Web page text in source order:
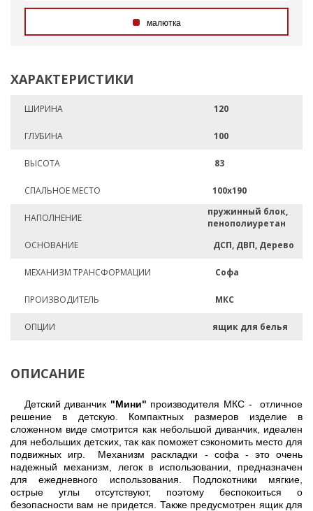
малютка
ХАРАКТЕРИСТИКИ
ШИРИНА 120
ГЛУБИНА 100
ВЫСОТА 83
СПАЛЬНОЕ МЕСТО 100х190
НАПОЛНЕНИЕ
пружинный блок,
пенополиуретан
ОСНОВАНИЕ
ДСП, ДВП, Дерево
МЕХАНИЗМ ТРАНСФОРМАЦИИ Софа
ПРОИЗВОДИТЕЛЬ МКС
ОПЦИИ ящик для белья
ОПИСАНИЕ
Детский диванчик "Мини" производителя МКС - отличное
решение в детскую. Компактных размеров изделие в
сложенном виде смотрится как небольшой диванчик, идеален
для небольших детских, так как поможет сэкономить место для
подвижных игр. Механизм раскладки - софа - это очень
надежный механизм, легок в использовании, предназначен
для ежедневного использования. Подлокотники мягкие,
острые углы отсутствуют, поэтому беспокоиться о
безопасности вам не придется. Также предусмотрен ящик для